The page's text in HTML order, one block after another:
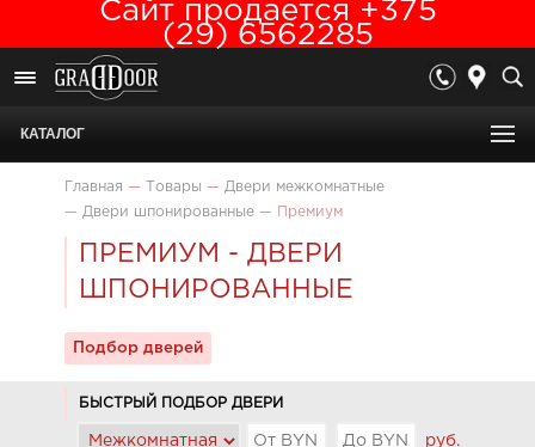
Сайт продается +375
(29) 6562285
КАТАЛОГ
Главная — Товары — Двери межкомнатные
— Двери шпонированные — Премиум
ПРЕМИУМ - ДВЕРИ
ШПОНИРОВАННЫЕ
Подбор дверей
БЫСТРЫЙ ПОДБОР ДВЕРИ
руб.